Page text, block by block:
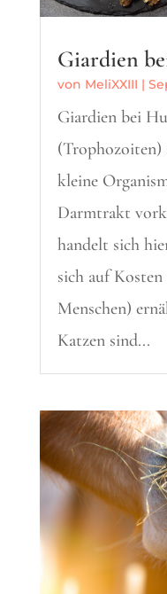
Giardien
von MeliXXIII |
Giardien bei
kleine
Darmtrakt
handelt sich
sich auf
Menschen)
Katzen sind...